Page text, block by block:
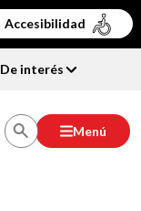
Accesibilidad
De interés
Menú